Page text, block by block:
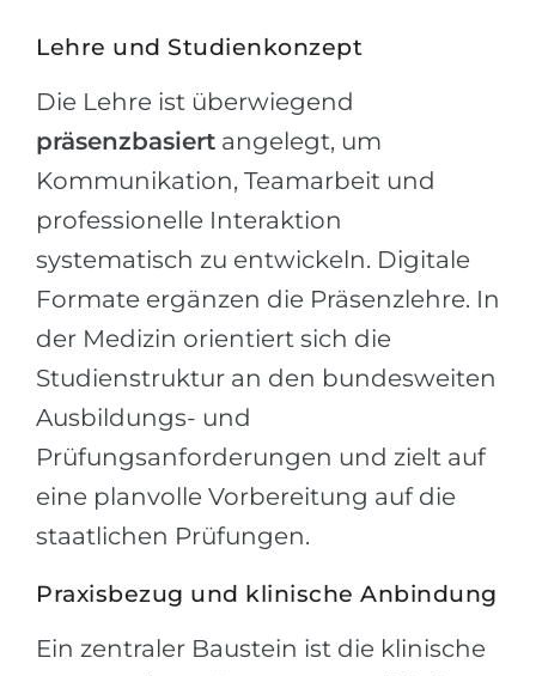
Lehre und Studienkonzept
Die Lehre ist überwiegend
präsenzbasiert angelegt, um
Kommunikation, Teamarbeit und
professionelle Interaktion
systematisch zu entwickeln. Digitale
Formate ergänzen die Präsenzlehre. In
der Medizin orientiert sich die
Studienstruktur an den bundesweiten
Ausbildungs- und
Prüfungsanforderungen und zielt auf
eine planvolle Vorbereitung auf die
staatlichen Prüfungen.
Praxisbezug und klinische Anbindung
Ein zentraler Baustein ist die klinische